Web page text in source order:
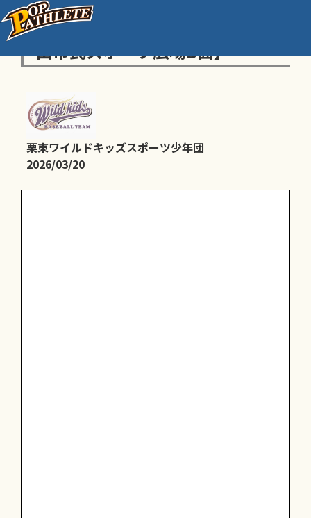
B•C：Aの全学童予選の応援 【守
山市民スポーツ広場B面】
栗東ワイルドキッズスポーツ少年団
2026/03/20